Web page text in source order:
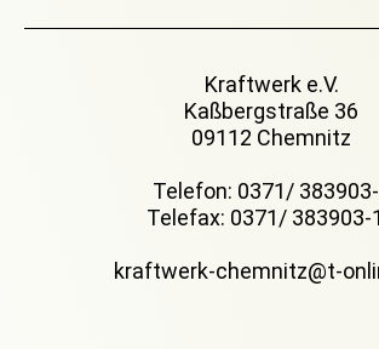
Kraftwerk e.V.
Kaßbergstraße 36
09112 Chemnitz
Telefon: 0371/
Telefax: 0371/ 383903-
kraftwerk-chemnitz@t-